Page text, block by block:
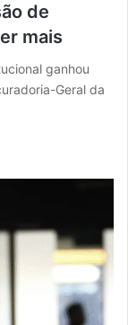
de
mais
ganhou
Geral da